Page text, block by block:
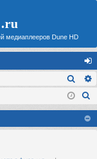
медиаплееров Dune HD
хо
д